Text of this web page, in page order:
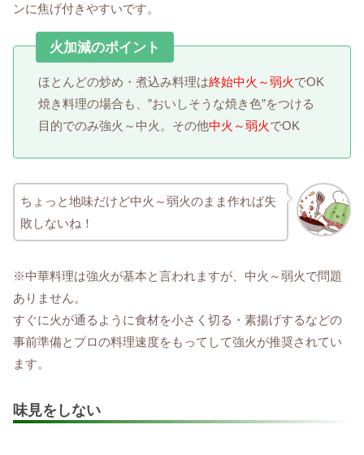
ンに焦げ付きやすいです。
火加減のポイント
ほとんどの炒め・煮込み料理は終始中火～弱火でOK
焼き料理の場合も、”おいしそうな焼き色”をつける
目的でのみ強火～中火。その他中火～弱火でOK
ちょっと地味だけど中火～弱火のまま作れば失
敗しないね！
※中華料理は強火が基本と言われますが、中火～弱火で問題
ありません。
すぐに火が通るように食材を小さく切る・素揚げするなどの
事前準備とプロの料理速度をもってして強火が推奨されてい
ます。
味見をしない